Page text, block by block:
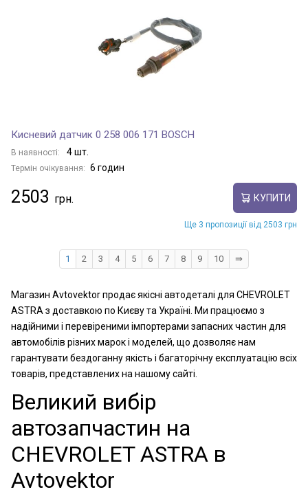
Кисневий датчик 0 258 006 171 BOSCH
В наявності: 4 шт.
Термін очікування: 6 годин
2503 КУПИТИ
Ще 3 пропозиції від 2503 грн
1 2 3 4 5 6 7 8 9 10 ⇛
Магазин Avtovektor продає якісні автодеталі для CHEVROLET
ASTRA з доставкою по Києву та Україні. Ми працюємо з
надійними і перевіреними імпортерами запасних частин для
автомобілів різних марок і моделей, що дозволяє нам
гарантувати бездоганну якість і багаторічну експлуатацію всіх
товарів, представлених на нашому сайті.
Великий вибір
автозапчастин на
CHEVROLET ASTRA в
Avtovektor